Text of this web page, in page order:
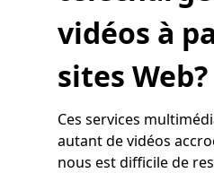
vidéos à
sites Web?
Ces services
autant de vidéos
nous est difficile de